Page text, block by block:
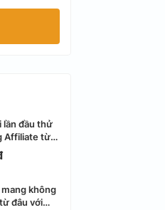
lần đầu thử
Affiliate từ
không
đâu với